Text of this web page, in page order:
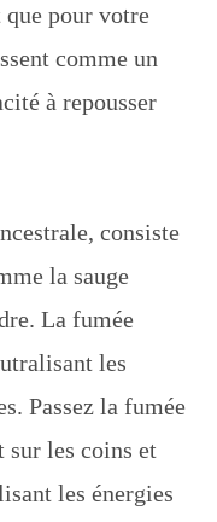
pour votre
comme un
à repousser
consiste
la sauge
La fumée
les
Passez la fumée
sur les coins et
les énergies